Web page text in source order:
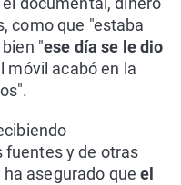
como que "estaba
"ese día se le dio
móvil acabó en la
fuentes y de otras
ha asegurado queel